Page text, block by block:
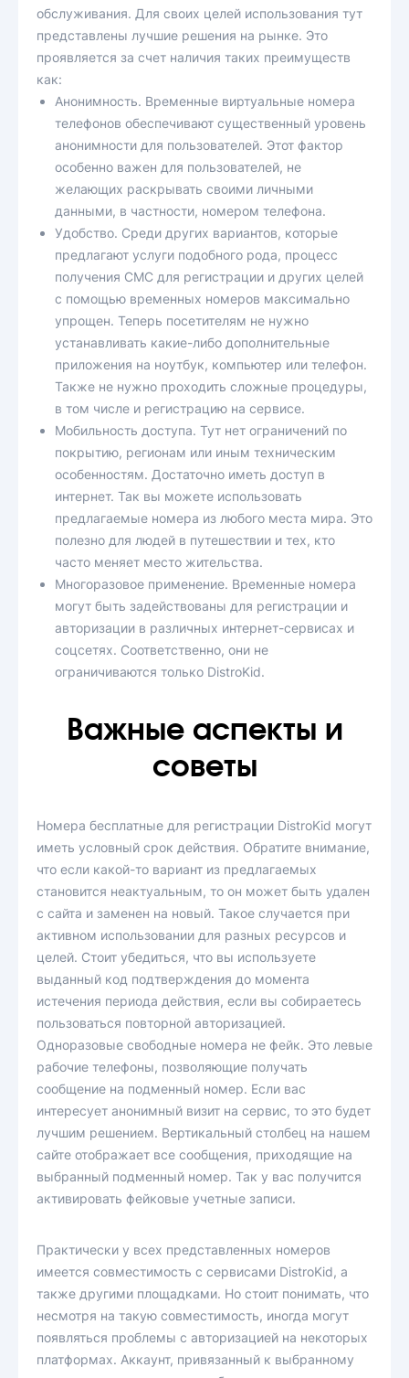
обслуживания. Для своих целей использования тут
представлены лучшие решения на рынке. Это
проявляется за счет наличия таких преимуществ
как:
Анонимность. Временные виртуальные номера
телефонов обеспечивают существенный уровень
анонимности для пользователей. Этот фактор
особенно важен для пользователей, не
желающих раскрывать своими личными
данными, в частности, номером телефона.
Удобство. Среди других вариантов, которые
предлагают услуги подобного рода, процесс
получения СМС для регистрации и других целей
с помощью временных номеров максимально
упрощен. Теперь посетителям не нужно
устанавливать какие-либо дополнительные
приложения на ноутбук, компьютер или телефон.
Также не нужно проходить сложные процедуры,
в том числе и регистрацию на сервисе.
Мобильность доступа. Тут нет ограничений по
покрытию, регионам или иным техническим
особенностям. Достаточно иметь доступ в
интернет. Так вы можете использовать
предлагаемые номера из любого места мира. Это
полезно для людей в путешествии и тех, кто
часто меняет место жительства.
Многоразовое применение. Временные номера
могут быть задействованы для регистрации и
авторизации в различных интернет-сервисах и
соцсетях. Соответственно, они не
ограничиваются только DistroKid.
Важные аспекты и
советы
Номера бесплатные для регистрации DistroKid могут
иметь условный срок действия. Обратите внимание,
что если какой-то вариант из предлагаемых
становится неактуальным, то он может быть удален
с сайта и заменен на новый. Такое случается при
активном использовании для разных ресурсов и
целей. Стоит убедиться, что вы используете
выданный код подтверждения до момента
истечения периода действия, если вы собираетесь
пользоваться повторной авторизацией.
Одноразовые свободные номера не фейк. Это левые
рабочие телефоны, позволяющие получать
сообщение на подменный номер. Если вас
интересует анонимный визит на сервис, то это будет
лучшим решением. Вертикальный столбец на нашем
сайте отображает все сообщения, приходящие на
выбранный подменный номер. Так у вас получится
активировать фейковые учетные записи.
Практически у всех представленных номеров
имеется совместимость с сервисами DistroKid, а
также другими площадками. Но стоит понимать, что
несмотря на такую совместимость, иногда могут
появляться проблемы с авторизацией на некоторых
платформах. Аккаунт, привязанный к выбранному